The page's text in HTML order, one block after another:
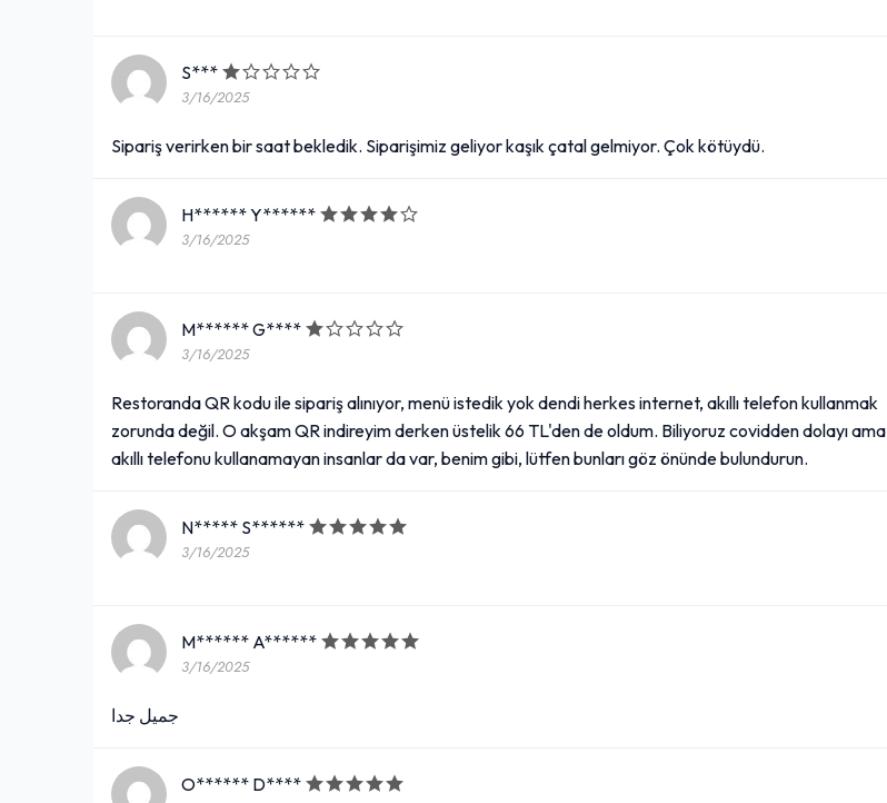
S***
3/16/2025
Sipariş verirken bir saat bekledik. Siparişimiz geliyor kaşık çatal gelmiyor. Çok kötüydü.
H****** Y******
3/16/2025
M****** G****
3/16/2025
Restoranda QR kodu ile sipariş alınıyor, menü istedik yok dendi herkes internet, akıllı telefon kullanmak
zorunda değil. O akşam QR indireyim derken üstelik 66 TL'den de oldum. Biliyoruz covidden dolayı ama
akıllı telefonu kullanamayan insanlar da var, benim gibi, lütfen bunları göz önünde bulundurun.
N***** S******
3/16/2025
M****** A******
3/16/2025
جميل جدا
O****** D****